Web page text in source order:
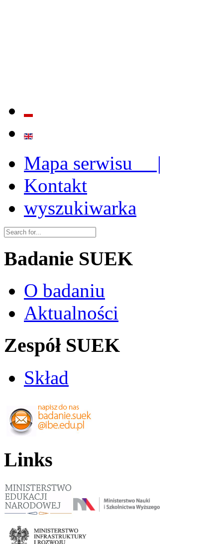
Mapa serwisu |
Kontakt
wyszukiwarka
Badanie SUEK
O badaniu
Aktualności
Zespół SUEK
Skład
Links